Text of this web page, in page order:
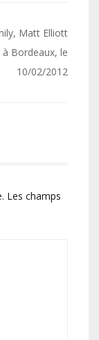
Matt Elliott
Bordeaux, le
10/02/2012
Les champs